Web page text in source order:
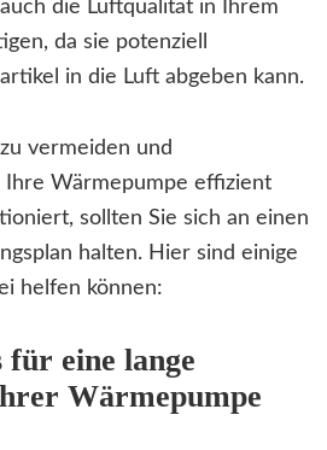
die Luftqualität in Ihrem
da sie potenziell
in die Luft abgeben kann.
vermeiden und
Ihre Wärmepumpe effizient
sollten Sie sich an einen
halten. Hier sind einige
helfen können:
eine lange
Wärmepumpe